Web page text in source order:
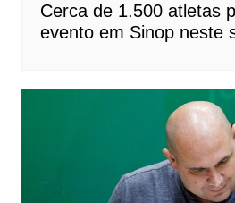
Cerca de 1.500 atletas
evento em Sinop neste